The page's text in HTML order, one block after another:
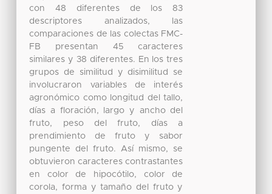
con 48 diferentes de los 83
descriptores analizados, las
comparaciones de las colectas FMC-
FB presentan 45 caracteres
similares y 38 diferentes. En los tres
grupos de similitud y disimilitud se
involucraron variables de interés
agronómico como longitud del tallo,
días a floración, largo y ancho del
fruto, peso del fruto, días a
prendimiento de fruto y sabor
pungente del fruto. Así mismo, se
obtuvieron caracteres contrastantes
en color de hipocótilo, color de
corola, forma y tamaño del fruto y